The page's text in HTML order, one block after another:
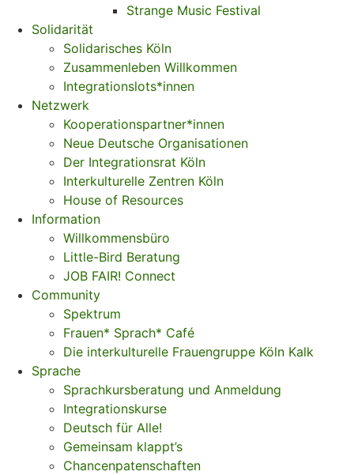
Strange Music Festival
Solidarität
Solidarisches Köln
Zusammenleben Willkommen
Integrationslots*innen
Netzwerk
Kooperationspartner*innen
Neue Deutsche Organisationen
Der Integrationsrat Köln
Interkulturelle Zentren Köln
House of Resources
Information
Willkommensbüro
Little-Bird Beratung
JOB FAIR! Connect
Community
Spektrum
Frauen* Sprach* Café
Die interkulturelle Frauengruppe Köln Kalk
Sprache
Sprachkursberatung und Anmeldung
Integrationskurse
Deutsch für Alle!
Gemeinsam klappt’s
Chancenpatenschaften